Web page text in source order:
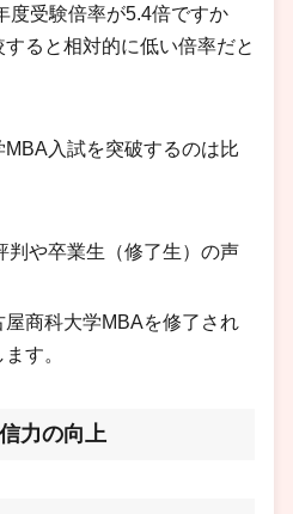
度受験倍率が5.4倍ですか
ると相対的に低い倍率だと
入試を突破するのは比
判や卒業生（修了生）の声
商科大学MBAを修了され
す。
力の向上